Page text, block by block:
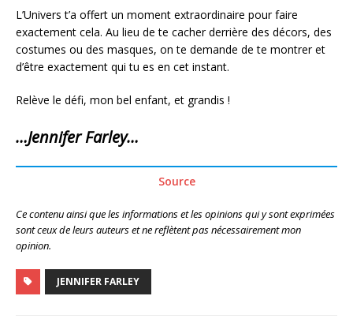
L’Univers t’a offert un moment extraordinaire pour faire
exactement cela. Au lieu de te cacher derrière des décors, des
costumes ou des masques, on te demande de te montrer et
d’être exactement qui tu es en cet instant.
Relève le défi, mon bel enfant, et grandis !
…Jennifer Farley…
Source
Ce contenu ainsi que les informations et les opinions qui y sont exprimées
sont ceux de leurs auteurs et ne reflètent pas nécessairement mon
opinion.
JENNIFER FARLEY